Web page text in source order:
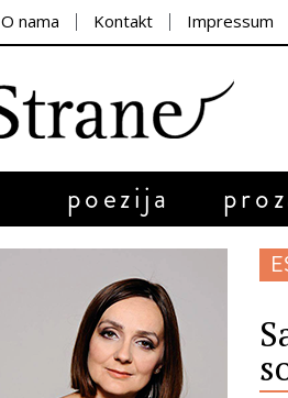
O nama Kontakt Impressum
poezija